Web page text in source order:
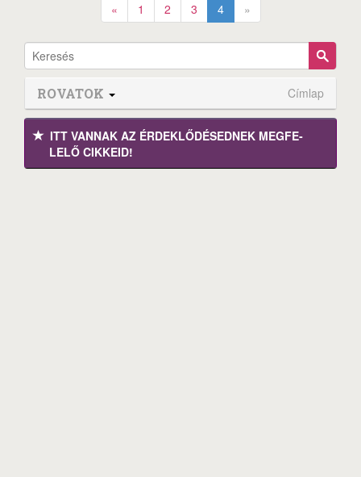
« 1 2 3 4 »
ROVATOK Címlap
ITT VANNAK AZ ÉRDEK­LŐDÉ­SEDNEK MEGFE­
LELŐ CIKKEID!